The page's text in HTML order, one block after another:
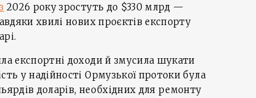
2026 року зростуть до $330 млрд —
хвилі нових проєктів експорту
експортні доходи й змусила шукати
у надійності Ормузької протоки була
доларів, необхідних для ремонту